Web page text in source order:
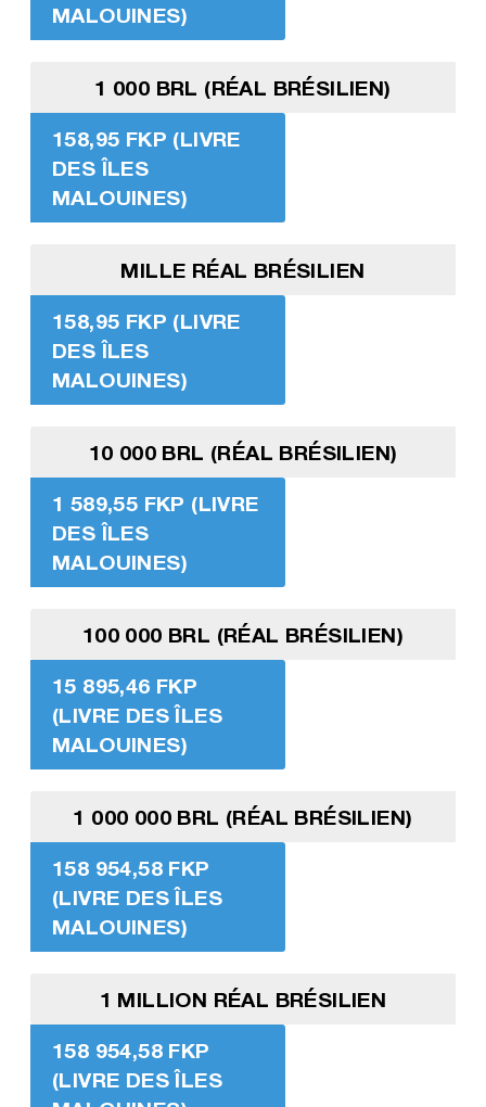
MALOUINES)
1 000 BRL (RÉAL BRÉSILIEN)
158,95 FKP (LIVRE
DES ÎLES
MALOUINES)
MILLE RÉAL BRÉSILIEN
158,95 FKP (LIVRE
DES ÎLES
MALOUINES)
10 000 BRL (RÉAL BRÉSILIEN)
1 589,55 FKP (LIVRE
DES ÎLES
MALOUINES)
100 000 BRL (RÉAL BRÉSILIEN)
15 895,46 FKP
(LIVRE DES ÎLES
MALOUINES)
1 000 000 BRL (RÉAL BRÉSILIEN)
158 954,58 FKP
(LIVRE DES ÎLES
MALOUINES)
1 MILLION RÉAL BRÉSILIEN
158 954,58 FKP
(LIVRE DES ÎLES